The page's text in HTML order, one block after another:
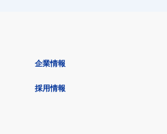
企業情報
採用情報